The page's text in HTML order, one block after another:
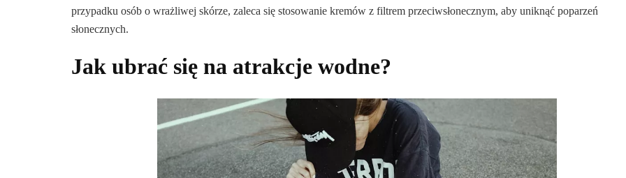
przypadku osób o wrażliwej skórze, zaleca się stosowanie kremów z filtrem przeciwsłonecznym, aby uniknąć poparzeń
słonecznych.
Jak ubrać się na atrakcje wodne?